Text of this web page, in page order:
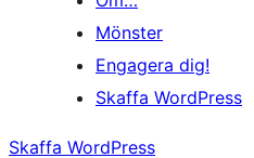
Mönster
Engagera dig!
Skaffa WordPress
Skaffa WordPress